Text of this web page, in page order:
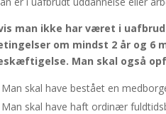
man ikke har været i
om mindst 2 år og 6
Man skal også
Man skal have bestået en
Man skal have haft ordinær